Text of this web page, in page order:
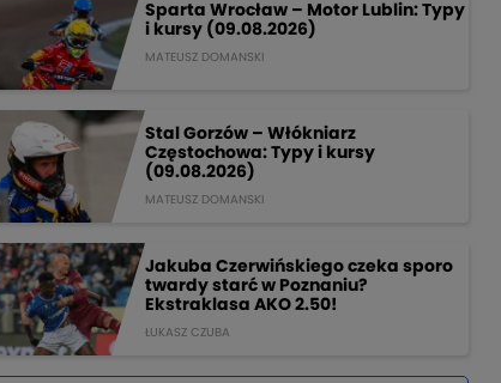
Sparta Wrocław – Motor Lublin: Typy
i kursy (09.08.2026)
MATEUSZ DOMANSKI
Stal Gorzów – Włókniarz
Częstochowa: Typy i kursy
(09.08.2026)
MATEUSZ DOMANSKI
Jakuba Czerwińskiego czeka sporo
twardy starć w Poznaniu?
Ekstraklasa AKO 2.50!
ŁUKASZ CZUBA